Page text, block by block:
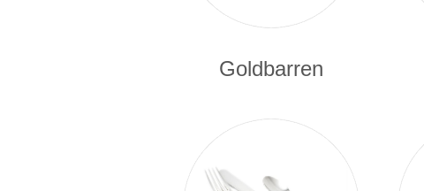
Goldbarren